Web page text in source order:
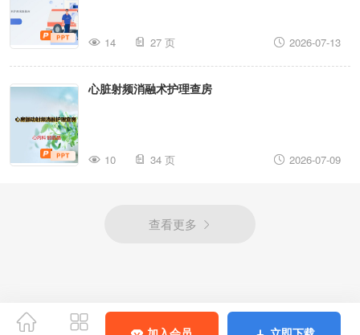
14 27 页 2026-07-13
心脏射频消融术护理查房
10 34 页 2026-07-09
查看更多